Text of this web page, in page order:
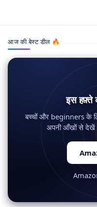
आज की बेस्ट डील 🔥
इस हफ़्ते
बच्चों और beginners के
अपनी आँखों से